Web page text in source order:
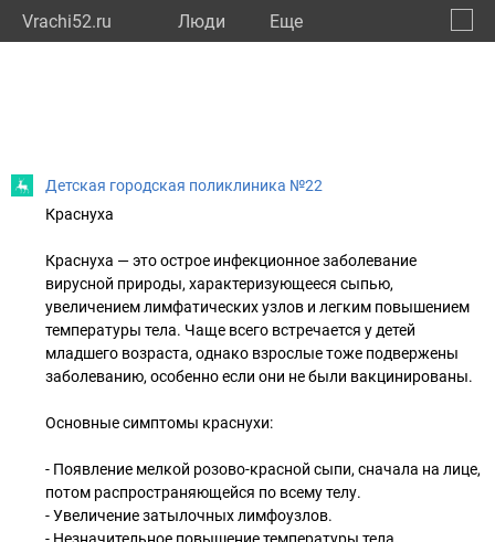
Vrachi52.ru Люди Eще
Детская городская поликлиника №22
Краснуха
Краснуха — это острое инфекционное заболевание
вирусной природы, характеризующееся сыпью,
увеличением лимфатических узлов и легким повышением
температуры тела. Чаще всего встречается у детей
младшего возраста, однако взрослые тоже подвержены
заболеванию, особенно если они не были вакцинированы.
Основные симптомы краснухи:
- Появление мелкой розово-красной сыпи, сначала на лице,
потом распространяющейся по всему телу.
- Увеличение затылочных лимфоузлов.